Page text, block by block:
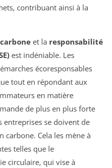
contribuant ainsi à la
et la responsabilité
est indéniable. Les
écoresponsables
tout en répondant aux
en matière
de plus en plus forte
entreprises se doivent de
carbone. Cela les mène à
telles que le
circulaire, qui vise à